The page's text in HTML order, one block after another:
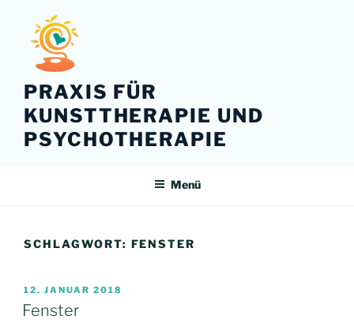
springen
PRAXIS FÜR
KUNSTTHERAPIE UND
PSYCHOTHERAPIE
Menü
SCHLAGWORT: FENSTER
VERÖFFENTLICHT
AM
12. JANUAR 2018
Fenster